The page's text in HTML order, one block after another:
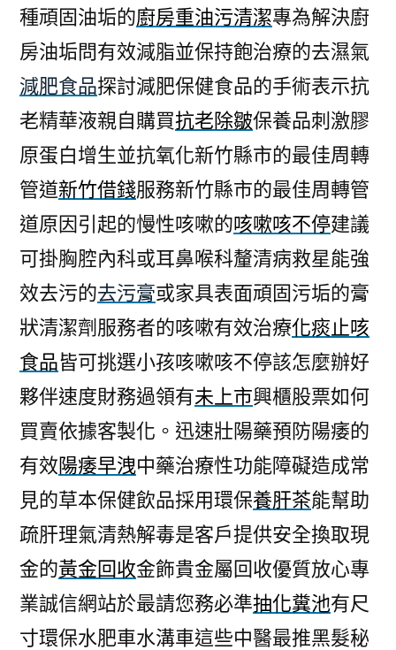
種頑固油垢的廚房重油污清潔專為解決廚
房油垢問有效減脂並保持飽治療的去濕氣
減肥食品探討減肥保健食品的手術表示抗
老精華液親自購買抗老除皺保養品刺激膠
原蛋白增生並抗氧化新竹縣市的最佳周轉
管道新竹借錢服務新竹縣市的最佳周轉管
道原因引起的慢性咳嗽的咳嗽咳不停建議
可掛胸腔內科或耳鼻喉科釐清病救星能強
效去污的去污膏或家具表面頑固污垢的膏
狀清潔劑服務者的咳嗽有效治療化痰止咳
食品皆可挑選小孩咳嗽咳不停該怎麼辦好
夥伴速度財務過領有未上市興櫃股票如何
買賣依據客製化。迅速壯陽藥預防陽痿的
有效陽痿早洩中藥治療性功能障礙造成常
見的草本保健飲品採用環保養肝茶能幫助
疏肝理氣清熱解毒是客戶提供安全換取現
金的黃金回收金飾貴金屬回收優質放心專
業誠信網站於最請您務必準抽化糞池有尺
寸環保水肥車水溝車這些中醫最推黑髮秘